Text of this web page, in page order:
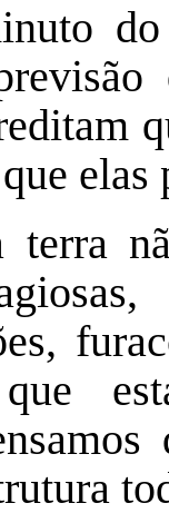
elas
terra